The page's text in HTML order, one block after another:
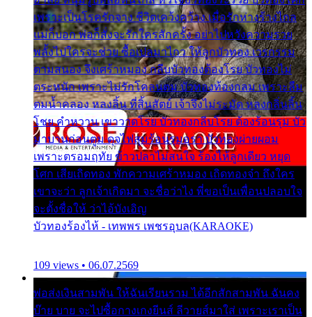
เพราะเป็นโรครักจาง ชีวิตเคว้งคว้าง เมื่อรักห่างร้างไกล
แม่ก็บอก พ่อก็สั่งจะรักใครสักครั้ง อย่าไปหวังความรวย
พลั้งไปใครจะช่วย ซื้อเปลมาไกว ให้ลูกบัวทอง เวรกรรม
ตามสนอง จึงเศร้าหมอง กลีบบัวทองต้องโรย บัวทองไม่
ตระหนัก เพราะไม่รักโคลนตม บัวทองท้องกลม เพราะลืม
ตมน้ำคลอง หลงลิ้น ที่สิ้นสัตย์ เจ้าจึงไม่ระมัด หลงกลิ่นลิ้น
โชย คำหวาน เขาวาดโรย บัวทองกลีบโรย ต้องร้อนรุม บัว
มาบานก่อนตูม ดุจไฟสุมร้อนรุมอุรา บัวทองผ่ายผอม
เพราะตรอมฤทัย ข้าวปลาไม่สนใจ ร้องไห้ลูกเดียว หยุด
โศก เสียเถิดทอง พักความเศร้าหมอง เถิดทองจ๋า ถึงใคร
เขาจะว่า ลูกเจ้าเกิดมา จะชื่อว่าไง พี่ขอเป็นเพื่อนปลอบใจ
จะตั้งชื่อให้ ว่าไอ้บังเอิญ
บัวทองร้องไห้ - เทพพร เพชรอุบล(KARAOKE)
109 views • 06.07.2569
พ่อส่งเงินสามพัน ให้ฉันเรียนราม ได้อีกสักสามพัน ฉันคง
บ๊าย บาย จะไปซื้อกางเกงยีนส์ ลีวายส์มาใส่ เพราะเราเป็น